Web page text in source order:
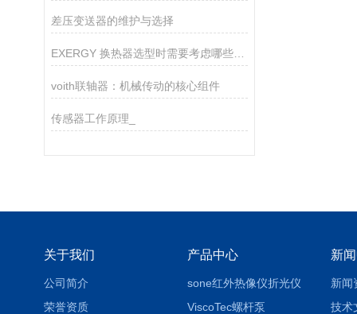
差压变送器的维护与选择
EXERGY 换热器选型时需要考虑哪些因素？
voith联轴器：机械传动的核心组件
传感器工作原理_
关于我们
公司简介
荣誉资质
产品中心
sone红外热像仪折光仪
ViscoTec螺杆泵
新
新闻
技术